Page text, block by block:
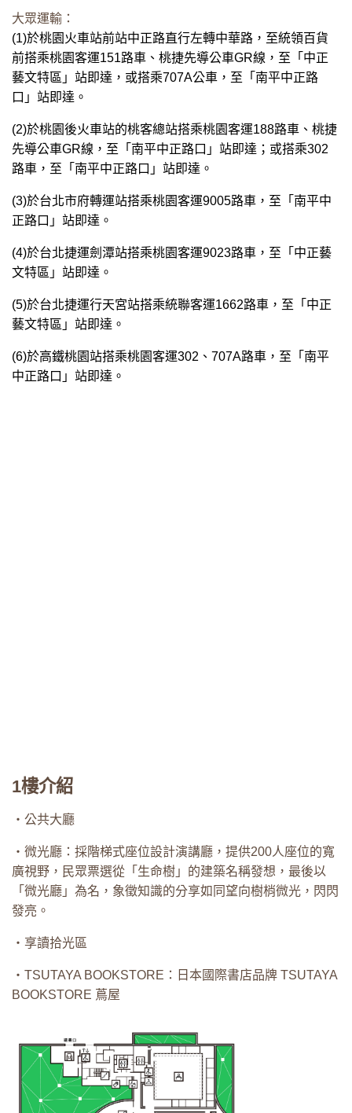
大眾運輸：
(1)於桃園火車站前站中正路直行左轉中華路，至統領百貨
前搭乘桃園客運151路車、桃捷先導公車GR線，至「中正
藝文特區」站即達，或搭乘707A公車，至「南平中正路
口」站即達。
(2)於桃園後火車站的桃客總站搭乘桃園客運188路車、桃捷
先導公車GR線，至「南平中正路口」站即達；或搭乘302
路車，至「南平中正路口」站即達。
(3)於台北市府轉運站搭乘桃園客運9005路車，至「南平中
正路口」站即達。
(4)於台北捷運劍潭站搭乘桃園客運9023路車，至「中正藝
文特區」站即達。
(5)於台北捷運行天宮站搭乘統聯客運1662路車，至「中正
藝文特區」站即達。
(6)於高鐵桃園站搭乘桃園客運302、707A路車，至「南平
中正路口」站即達。
1樓介紹
・公共大廳
・微光廳：採階梯式座位設計演講廳，提供200人座位的寬
廣視野，民眾票選從「生命樹」的建築名稱發想，最後以
「微光廳」為名，象徵知識的分享如同望向樹梢微光，閃閃
發亮。
・享讀拾光區
・TSUTAYA BOOKSTORE：日本國際書店品牌 TSUTAYA
BOOKSTORE 蔦屋